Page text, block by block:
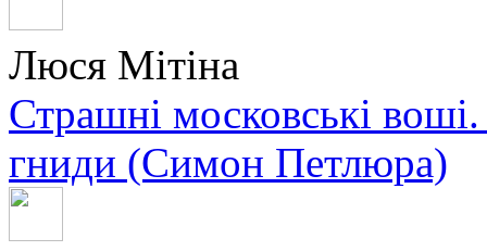
Люся Мітіна
Страшні московські
гниди (Симон Петлюра)